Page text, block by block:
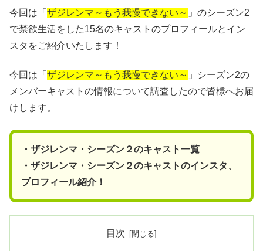
今回は「 ザジレンマ～もう我慢できない～ 」のシーズン2
で禁欲生活をした15名のキャストのプロフィールとイン
スタをご紹介いたします！
今回は「 ザジレンマ～もう我慢できない～ 」シーズン2の
メンバーキャストの情報について調査したので皆様へお届
けします。
・ザジレンマ・シーズン２のキャスト一覧
・ザジレンマ・シーズン２のキャストのインスタ、
プロフィール紹介！
目次